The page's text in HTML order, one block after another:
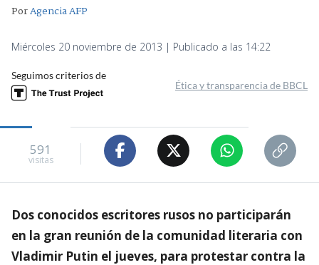
PorAgencia AFP
Miércoles 20 noviembre de 2013 | Publicado a las 14:22
Seguimos criterios de
Ética y transparencia de BBCL
591
visitas
Dos conocidos escritores rusos no participarán
en la gran reunión de la comunidad literaria con
Vladimir Putin el jueves, para protestar contra la